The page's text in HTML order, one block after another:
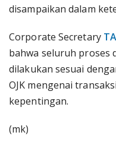
disampaikan dalam
Corporate Secretary
bahwa seluruh proses
dilakukan sesuai
OJK mengenai
kepentingan.
(mk)